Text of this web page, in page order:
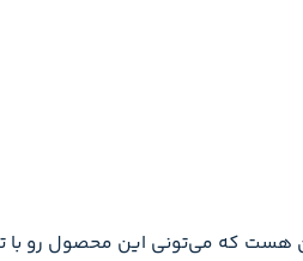
تب داره (خرسی و دوستاش) پرتقال تو تاریخ 1405/05/16 معادل 180,000 تومان